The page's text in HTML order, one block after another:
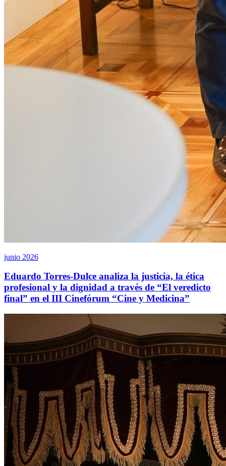
junio 2026
Eduardo Torres-Dulce analiza la justicia, la ética
profesional y la dignidad a través de “El veredicto
final” en el III Cinefórum “Cine y Medicina”